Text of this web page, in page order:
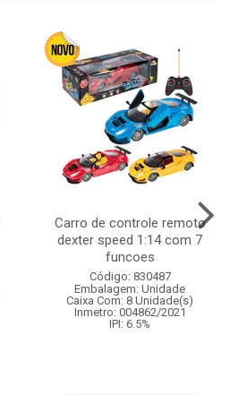
Carro de controle remoto
dexter speed 1:14 com 7
funcoes
Código: 830487
Embalagem: Unidade
Caixa Com: 8 Unidade(s)
Inmetro: 004862/2021
IPI: 6.5%